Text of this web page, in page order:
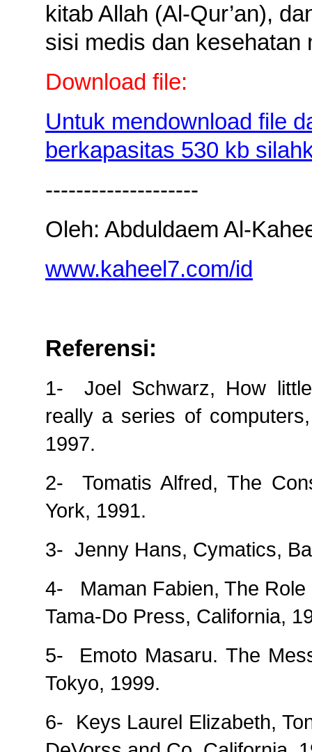
kitab Allah (Al-Qur’an),
sisi medis dan kesehatan
Download file:
Untuk mendownload file
berkapasitas 530 kb
--------------------
Oleh: Abduldaem Al-
www.kaheel7.com/id
Referensi:
1-
Joel Schwarz, How
really a series of
1997.
2-
Tomatis Alfred, The
York, 1991.
3- Jenny Hans, Cymatics,
4-
Maman Fabien, The
Tama-Do Press, California,
5-
Emoto Masaru. The
Tokyo, 1999.
6-
Keys Laurel Elizabeth,